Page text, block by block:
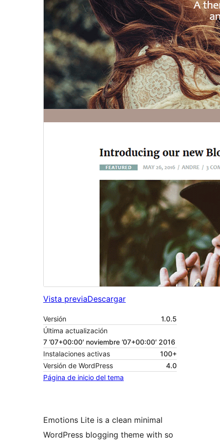
Vista previaDescargar
Versión
1.0.5
Última actualización
7 ’07+00:00′ noviembre ’07+00:00′ 2016
Instalaciones activas
100+
Versión de WordPress
4.0
Página de inicio del tema
Emotions Lite is a clean minimal
WordPress blogging theme with so